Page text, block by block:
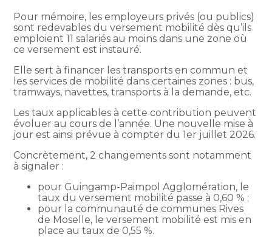
Pour mémoire, les employeurs privés (ou publics)
sont redevables du versement mobilité dès qu’ils
emploient 11 salariés au moins dans une zone où
ce versement est instauré.
Elle sert à financer les transports en commun et
les services de mobilité dans certaines zones : bus,
tramways, navettes, transports à la demande, etc.
Les taux applicables à cette contribution peuvent
évoluer au cours de l’année. Une nouvelle mise à
jour est ainsi prévue à compter du 1er juillet 2026.
Concrètement, 2 changements sont notamment
à signaler :
pour Guingamp-Paimpol Agglomération, le
taux du versement mobilité passe à 0,60 % ;
pour la communauté de communes Rives
de Moselle, le versement mobilité est mis en
place au taux de 0,55 %.